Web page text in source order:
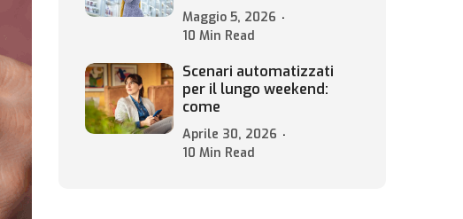
Maggio 5, 2026
10 Min Read
Scenari automatizzati
per il lungo weekend:
come
Aprile 30, 2026
10 Min Read